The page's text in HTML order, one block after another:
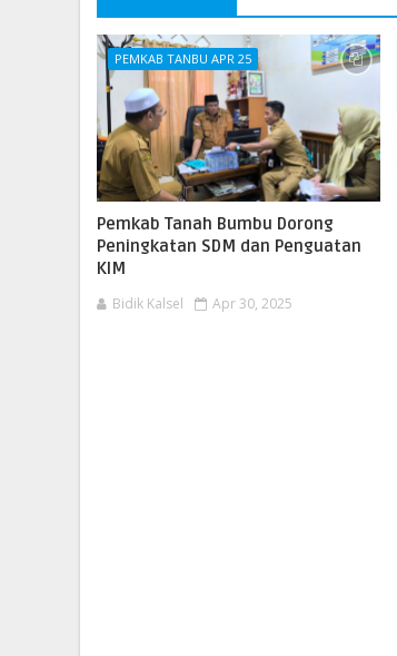
PEMKAB TANBU APR 25
Pemkab Tanah Bumbu Dorong
Peningkatan SDM dan Penguatan
KIM
Bidik Kalsel Apr 30, 2025